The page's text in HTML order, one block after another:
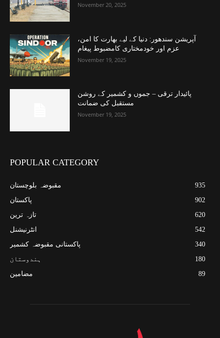
November 20, 2025
آپریشن سندھور: دنیا کے لیے بھارت کا امن،
عزم اور خودمختاری کامضبوط پیغام
November 19, 2025
پائیدار ترقی – جموں و کشمیر کے روشن
مستقبل کی ضمانت
November 19, 2025
POPULAR CATEGORY
مقبوضہ بلوچستان
935
پاکستان
902
تازہ ترین
620
انٹرنیشنل
542
پاکستانی مقبوضہ کشمیر
340
ہندوستان
180
مضامین
89